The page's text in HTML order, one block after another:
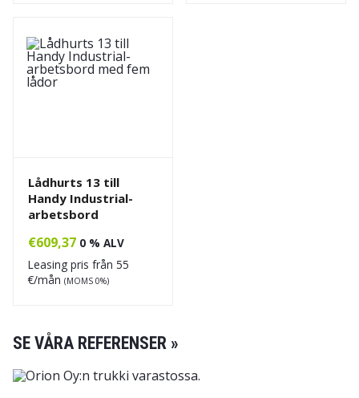
Lådhurts 13 till
Handy Industrial-
arbetsbord
€609,37 0 % ALV
Leasing pris från 55
€/mån (MOMS 0%)
SE VÅRA REFERENSER »